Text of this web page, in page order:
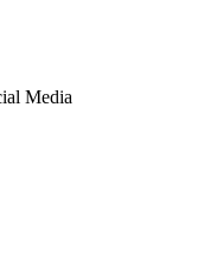
Media